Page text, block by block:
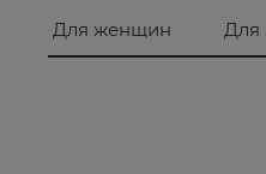
Для женщин Для